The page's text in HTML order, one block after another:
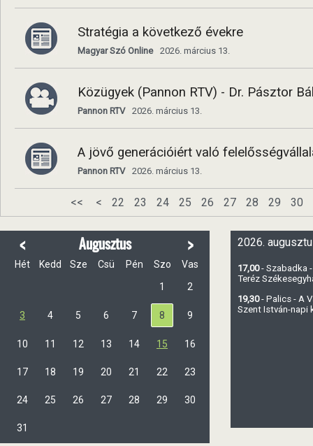
Stratégia a következő évekre
Magyar Szó Online 2026. március 13.
Közügyek (Pannon RTV) - Dr. Pásztor
Pannon RTV 2026. március 13.
A jövő generációiért való
Pannon RTV 2026. március 13.
<< < 22 23 24 25 26 27 28 29 30
< Augusztus >
Hét Kedd Sze Csü Pén Szo
Vas
1
2
3 4 5 6 7 8 9
10 11 12 13 14 15 16
17 18 19 20 21 22 23
24 25 26 27 28 29 30
31
2026.
17,00- Szabadka
Teréz
19,30- Palics - A
Szent István-napi